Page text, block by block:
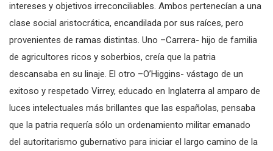
intereses y objetivos irreconciliables. Ambos pertenecían a una
clase social aristocrática, encandilada por sus raíces, pero
provenientes de ramas distintas. Uno –Carrera- hijo de familia
de agricultores ricos y soberbios, creía que la patria
descansaba en su linaje. El otro –O’Higgins- vástago de un
exitoso y respetado Virrey, educado en Inglaterra al amparo de
luces intelectuales más brillantes que las españolas, pensaba
que la patria requería sólo un ordenamiento militar emanado
del autoritarismo gubernativo para iniciar el largo camino de la